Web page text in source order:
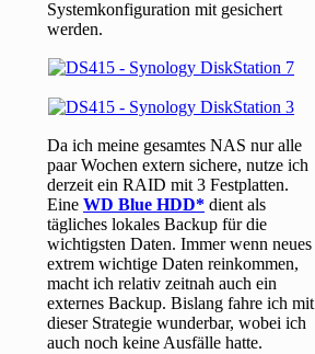
Systemkonfiguration mit gesichert
werden.
Da ich meine gesamtes NAS nur alle
paar Wochen extern sichere, nutze ich
derzeit ein RAID mit 3 Festplatten.
EineWD Blue HDD
dient als
tägliches lokales Backup für die
wichtigsten Daten. Immer wenn neues
extrem wichtige Daten reinkommen,
macht ich relativ zeitnah auch ein
externes Backup. Bislang fahre ich mit
dieser Strategie wunderbar, wobei ich
auch noch keine Ausfälle hatte.